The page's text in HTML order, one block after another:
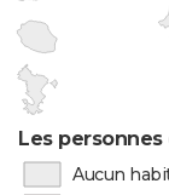
Les
Aucun